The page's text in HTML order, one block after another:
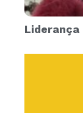
Liderança